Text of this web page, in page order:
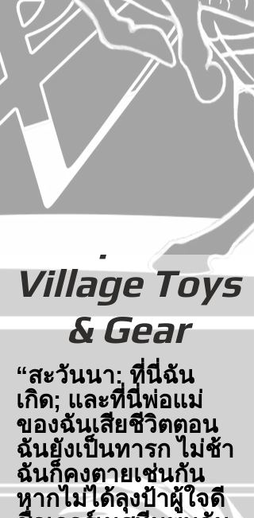
เรื่องราวของเรา
SHOP
BACKGROUND
Blaq Zebra
Village Toys
& Gear
“สะวันนา: ที่นี่ฉัน
เกิด; และที่นี่พ่อแม่
ของฉันเสียชีวิตตอน
ฉันยังเป็นทารก ไม่ช้า
ฉันก็คงตายเช่นกัน
หากไม่ได้ลุงป้าผู้ใจดี